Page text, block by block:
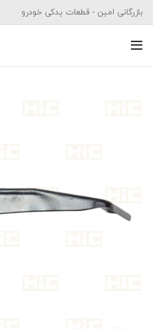
بازرگانی امین - قطعات یدکی خودرو